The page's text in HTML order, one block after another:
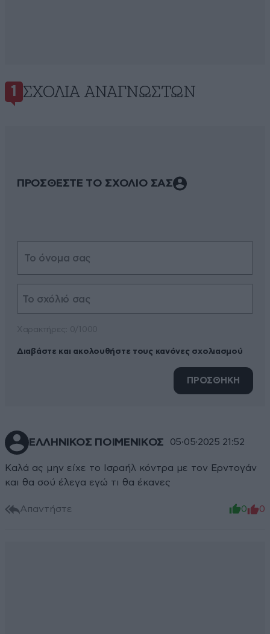
1 ΣΧΌΛΙΑ ΑΝΑΓΝΩΣΤΏΝ
ΠΡΟΣΘΕΣΤΕ ΤΟ ΣΧΟΛΙΟ ΣΑΣ
Διαβάστε και ακολουθήστε τους κανόνες σχολιασμού
ΠΡΟΣΘΗΚΗ
ΕΛΛΗΝΙΚΟΣ ΠΟΙΜΕΝΙΚΟΣ 05·05·2025 21:52
Καλά ας μην είχε το Ισραήλ κόντρα με τον Ερντογάν
και θα σού έλεγα εγώ τι θα έκανες
Απαντήστε 0 0